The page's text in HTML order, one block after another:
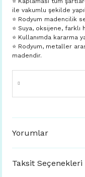
ile vakumlu şekilde
⭐️ Rodyum madencilik
⭐️ Suya, oksijene, farklı
⭐️ Kullanımda kararma
⭐️ Rodyum, metaller
madendir.
Yorumlar
Taksit Seçenekleri